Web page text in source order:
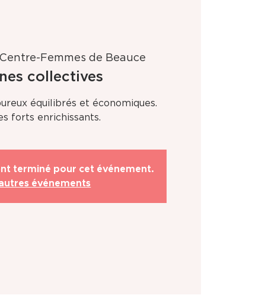
Centre-Femmes de Beauce
collectives
équilibrés et économiques.
forts enrichissants.
terminé pour cet événement.
événements